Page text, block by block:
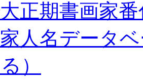
正期書画家
人名データ
）